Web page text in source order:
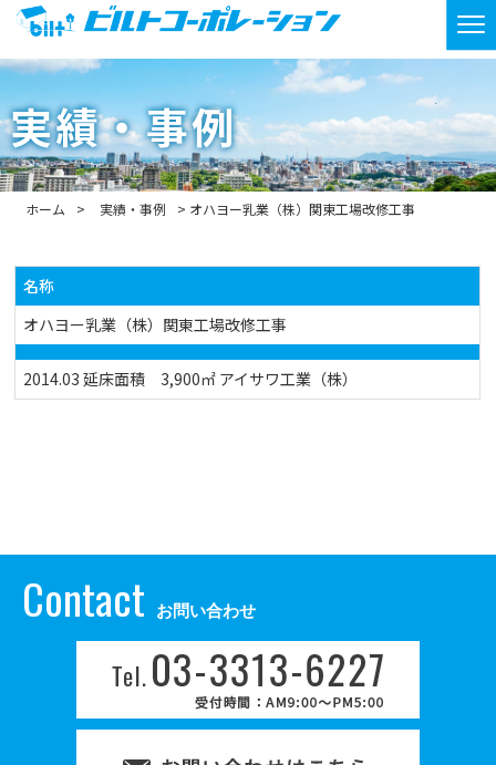
実績・事例
ホーム 実績・事例 オハヨー乳業（株）関東工場改修工事
名称
オハヨー乳業（株）関東工場改修工事
2014.03 延床面積 3,900㎡ アイサワ工業（株）
Contact お問い合わせ